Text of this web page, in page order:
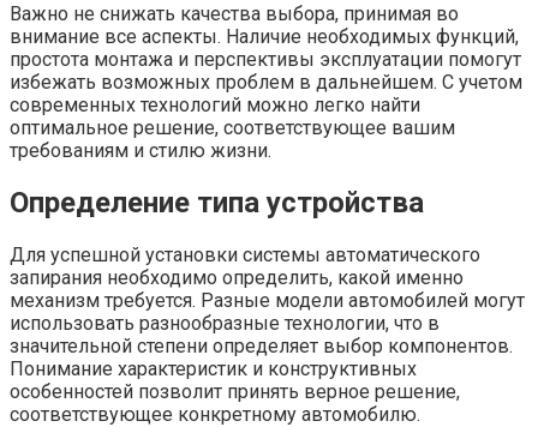
Важно не снижать качества выбора, принимая во
внимание все аспекты. Наличие необходимых функций,
простота монтажа и перспективы эксплуатации помогут
избежать возможных проблем в дальнейшем. С учетом
современных технологий можно легко найти
оптимальное решение, соответствующее вашим
требованиям и стилю жизни.
Определение типа устройства
Для успешной установки системы автоматического
запирания необходимо определить, какой именно
механизм требуется. Разные модели автомобилей могут
использовать разнообразные технологии, что в
значительной степени определяет выбор компонентов.
Понимание характеристик и конструктивных
особенностей позволит принять верное решение,
соответствующее конкретному автомобилю.